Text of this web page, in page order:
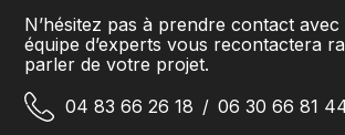
N’hésitez pas à prendre contact
équipe d’experts vous recontactera
parler de votre projet.
04 83 66 26 18 / 06 30 66 81